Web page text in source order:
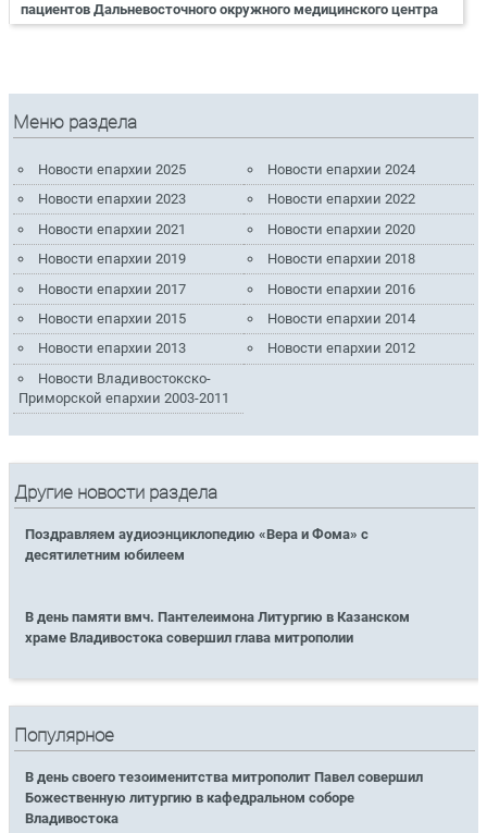
пациентов Дальневосточного окружного медицинского центра
Меню раздела
Новости епархии 2025
Новости епархии 2024
Новости епархии 2023
Новости епархии 2022
Новости епархии 2021
Новости епархии 2020
Новости епархии 2019
Новости епархии 2018
Новости епархии 2017
Новости епархии 2016
Новости епархии 2015
Новости епархии 2014
Новости епархии 2013
Новости епархии 2012
Новости Владивостокско-
Приморской епархии 2003-2011
Другие новости раздела
Поздравляем аудиоэнциклопедию «Вера и Фома» с
десятилетним юбилеем
В день памяти вмч. Пантелеимона Литургию в Казанском
храме Владивостока совершил глава митрополии
Популярное
В день своего тезоименитства митрополит Павел совершил
Божественную литургию в кафедральном соборе
Владивостока